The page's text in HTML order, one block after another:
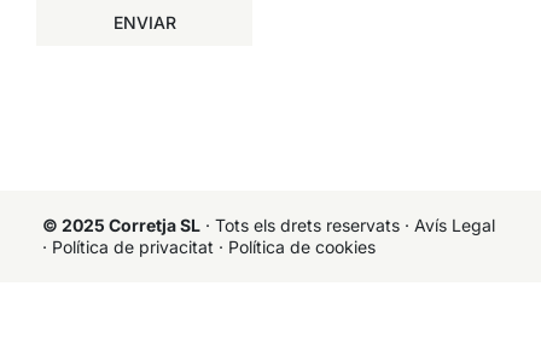
ENVIAR
© 2025 Corretja SL · Tots els drets reservats · Avís Legal
· Política de privacitat · Política de cookies